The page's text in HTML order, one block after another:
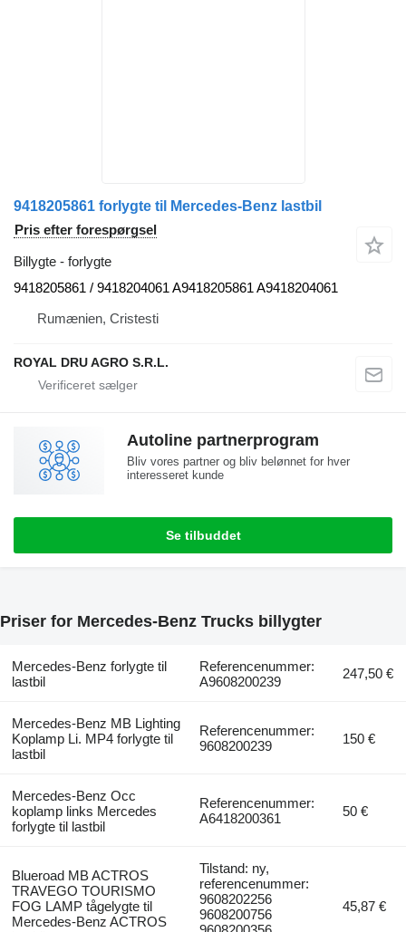
9418205861 forlygte til Mercedes-Benz lastbil
Pris efter forespørgsel
Billygte - forlygte
9418205861 / 9418204061 A9418205861 A9418204061
Rumænien, Cristesti
ROYAL DRU AGRO S.R.L.
Autoline partnerprogram
Bliv vores partner og bliv belønnet for hver
interesseret kunde
Se tilbuddet
Priser for Mercedes-Benz Trucks billygter
Mercedes-Benz forlygte til
lastbil
Referencenummer:
A9608200239
247,50 €
Mercedes-Benz MB Lighting
Koplamp Li. MP4 forlygte til
lastbil
Referencenummer:
9608200239
150 €
Mercedes-Benz Occ
koplamp links Mercedes
forlygte til lastbil
Referencenummer:
A6418200361
50 €
Blueroad MB ACTROS
TRAVEGO TOURISMO
FOG LAMP tågelygte til
Mercedes-Benz ACTROS
Tilstand: ny,
referencenummer:
9608202256
9608200756
45,87 €